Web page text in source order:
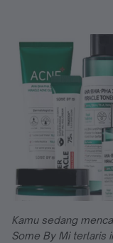
Kamu sedang
Some By Mi terlaris